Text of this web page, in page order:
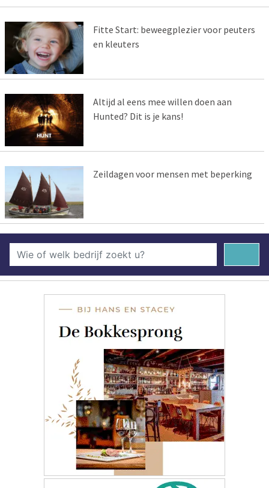
Fitte Start: beweegplezier voor peuters
en kleuters
Altijd al eens mee willen doen aan
Hunted? Dit is je kans!
Zeildagen voor mensen met beperking